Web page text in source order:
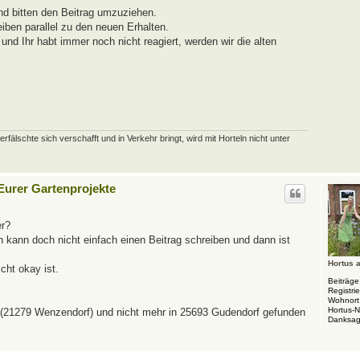
bitten den Beitrag umzuziehen.
parallel zu den neuen Erhalten.
Ihr habt immer noch nicht reagiert, werden wir die alten
sich verschafft und in Verkehr bringt, wird mit Horteln nicht unter
Hortus
Hortus-
Gartenprojekte
doch nicht einfach einen Beitrag schreiben und dann ist
okay ist.
Wenzendorf) und nicht mehr in 25693 Gudendorf gefunden